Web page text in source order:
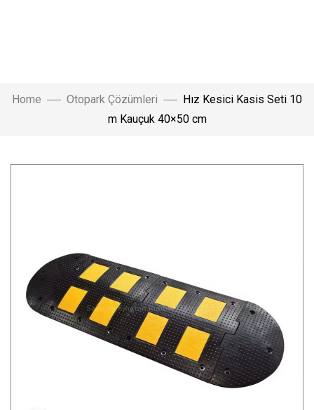
Home Otopark Çözümleri
Hız Kesici Kasis Seti 10
m Kauçuk 40×50 cm